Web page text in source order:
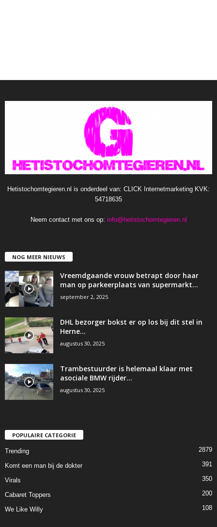
Hetistochomtegieren.nl is onderdeel van: CLICK Internetmarketing KVK:
54718635
Neem contact met ons op: info@hetistochomtegieren.nl
NOG MEER NIEUWS
Vreemdgaande vrouw betrapt door haar
man op parkeerplaats van supermarkt…
september 2, 2025
DHL bezorger bokst er op los bij dit stel in
Herne…
augustus 30, 2025
Trambestuurder is helemaal klaar met
asociale BMW rijder…
augustus 30, 2025
POPULAIRE CATEGORIE
Trending 2879
Komt een man bij de dokter 391
Virals 350
Cabaret Toppers 200
We Like Willy 108